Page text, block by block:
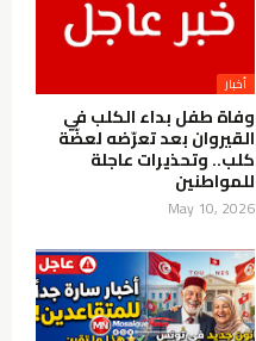
وفاة طفل بداء الكلب في
القيروان بعد تعرّضه لعضّة
كلب.. وتحذيرات عاجلة
للمواطنين
May 10, 2026